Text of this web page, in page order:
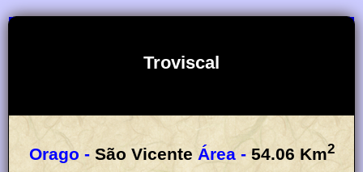
Troviscal
Orago - São Vicente Área - 54.06 Km2